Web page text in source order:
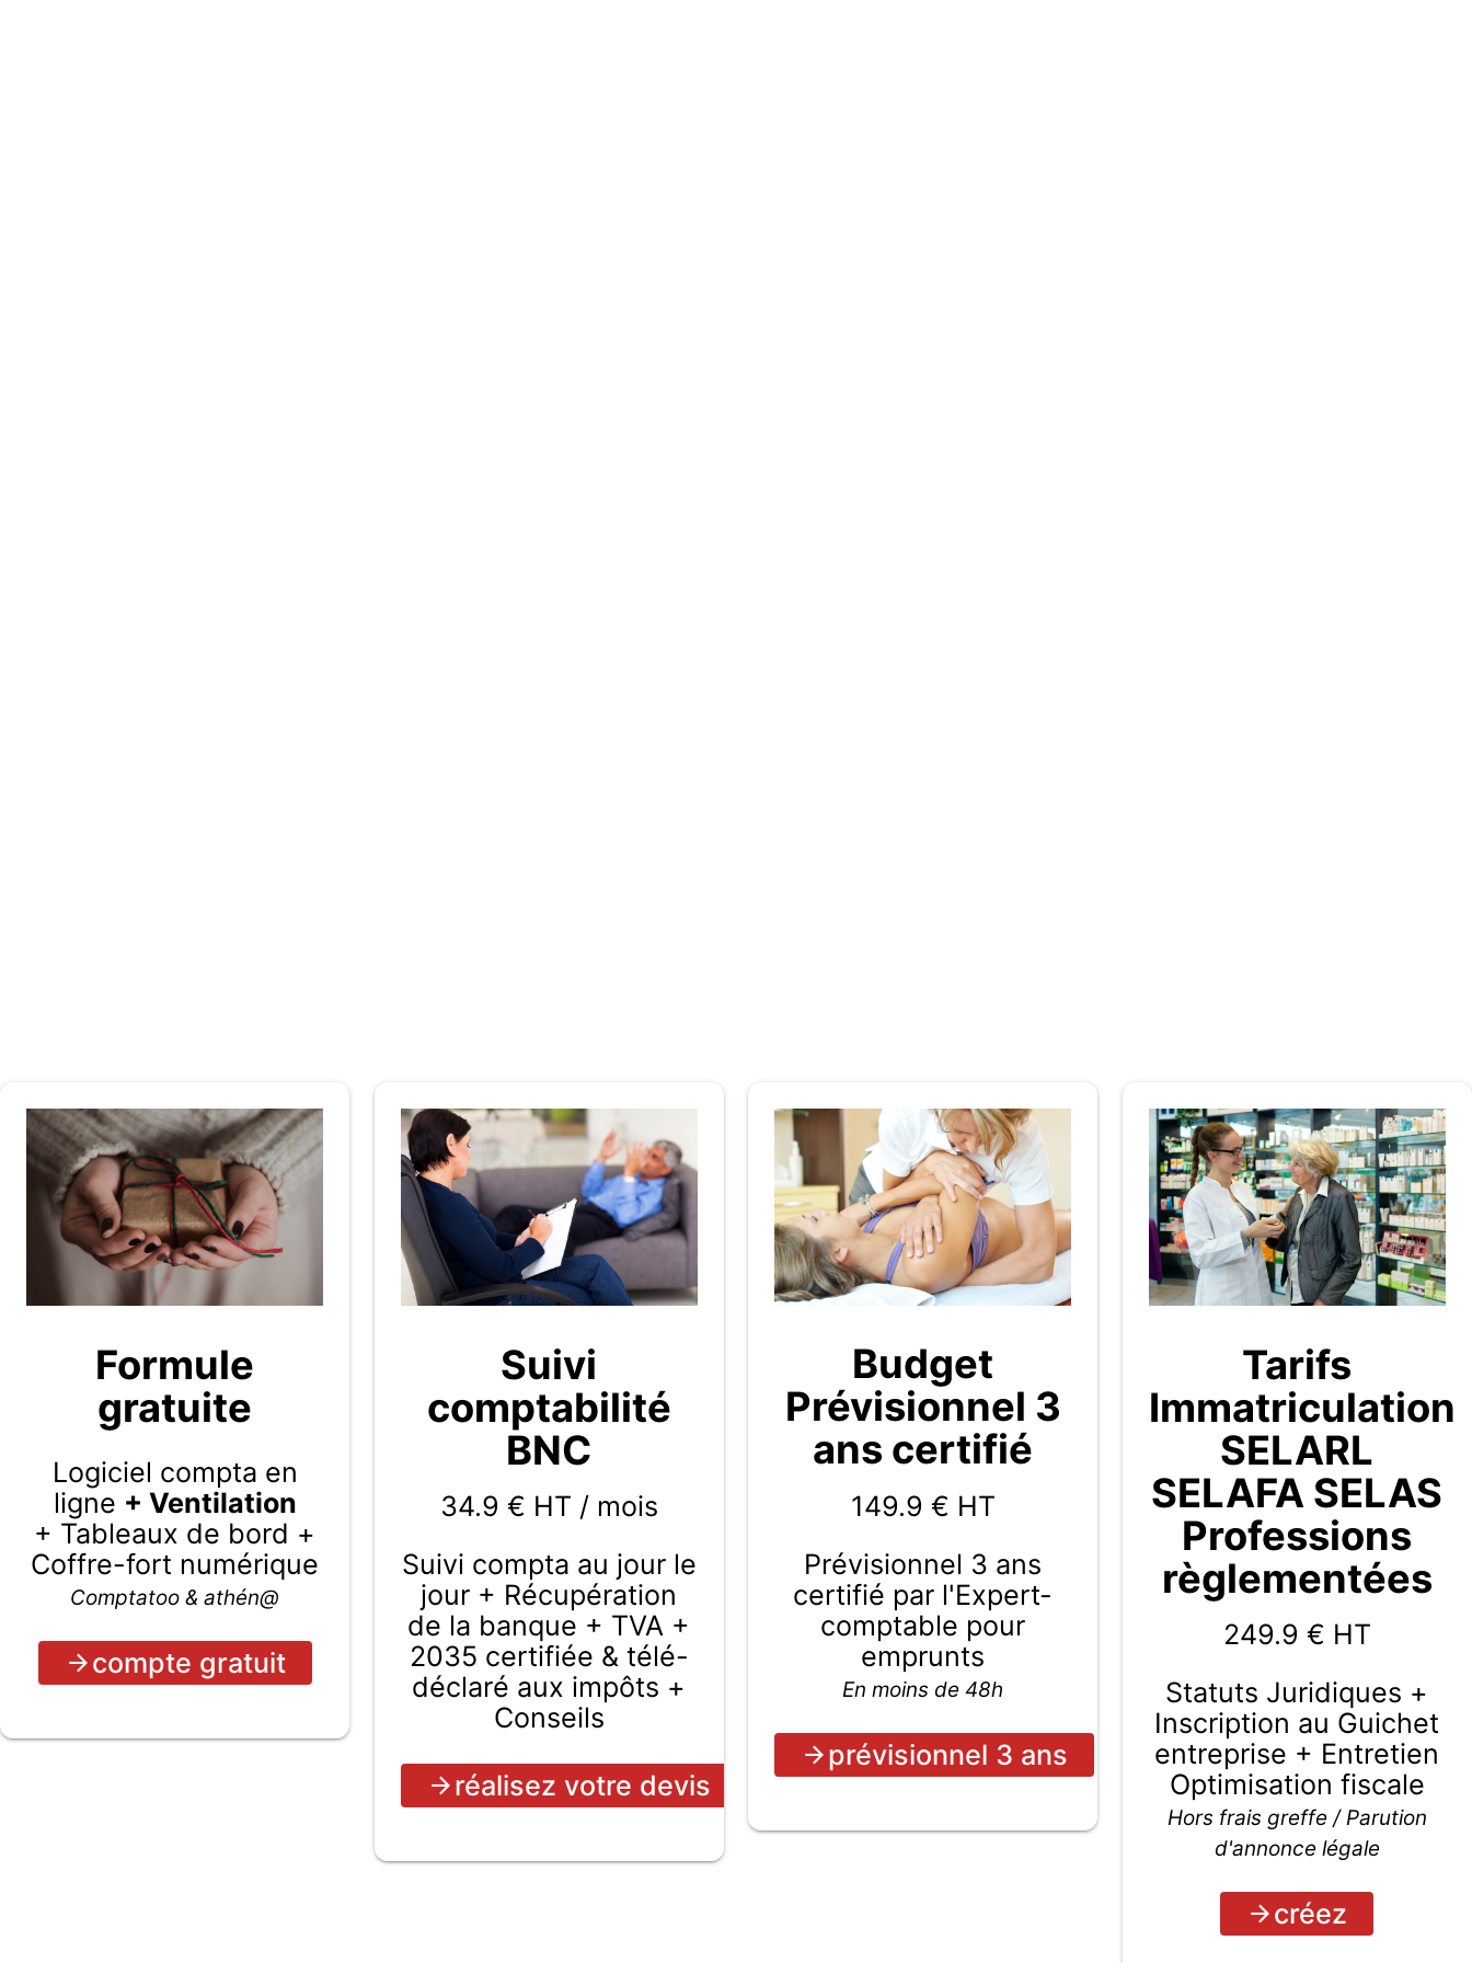
Formule
gratuite
Logiciel compta en
ligne + Ventilation
+ Tableaux de bord +
Coffre-fort numérique
Comptatoo & athén@
compte gratuit
Suivi
comptabilité
BNC
34.9 € HT / mois
Suivi compta au jour le
jour + Récupération
de la banque + TVA +
2035 certifiée & télé-
déclaré aux impôts +
Conseils
réalisez votre devis
Budget
Prévisionnel 3
ans certifié
149.9 € HT
Prévisionnel 3 ans
certifié par l'Expert-
comptable pour
emprunts
En moins de 48h
prévisionnel 3 ans
Tarifs
Immatriculation
SELARL
SELAFA SELAS
Professions
règlementées
249.9 € HT
Statuts Juridiques +
Inscription au Guichet
entreprise + Entretien
Optimisation fiscale
Hors frais greffe / Parution
d'annonce légale
créez